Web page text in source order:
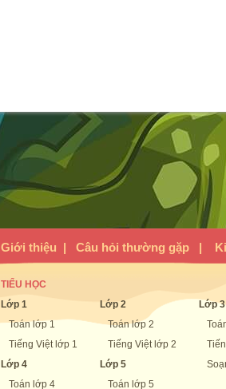
Giới thiệu | Câu hỏi thường gặp |
TIỂU HỌC
Lớp 1
Toán lớp 1
Tiếng Việt lớp 1
Lớp 4
Toán lớp 4
Lớp 2
Toán lớp 2
Tiếng Việt lớp 2
Lớp 5
Toán lớp 5
Lớp 3